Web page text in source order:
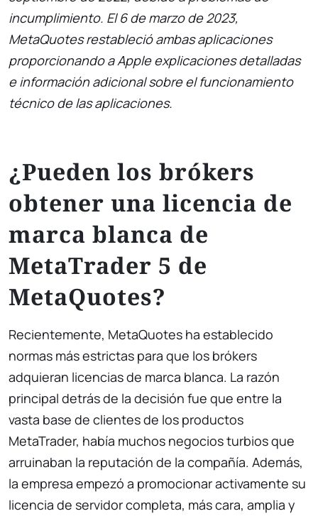
incumplimiento. El 6 de marzo de 2023,
MetaQuotes restableció ambas aplicaciones
proporcionando a Apple explicaciones detalladas
e información adicional sobre el funcionamiento
técnico de las aplicaciones.
¿Pueden los brókers
obtener una licencia de
marca blanca de
MetaTrader 5 de
MetaQuotes?
Recientemente, MetaQuotes ha establecido
normas más estrictas para que los brókers
adquieran licencias de marca blanca. La razón
principal detrás de la decisión fue que entre la
vasta base de clientes de los productos
MetaTrader, había muchos negocios turbios que
arruinaban la reputación de la compañía. Además,
la empresa empezó a promocionar activamente su
licencia de servidor completa, más cara, amplia y